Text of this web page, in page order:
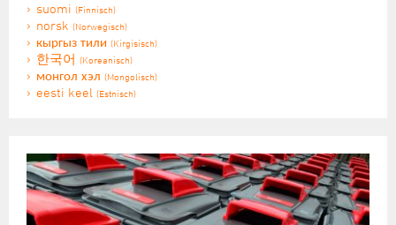
suomi (Finnisch)
norsk (Norwegisch)
кыргыз тили (Kirgisisch)
한국어 (Koreanisch)
монгол хэл (Mongolisch)
eesti keel (Estnisch)